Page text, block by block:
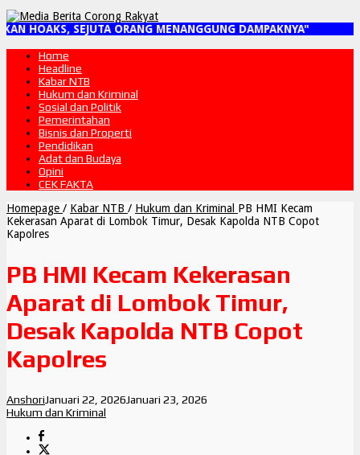
HOAKS, SEJUTA ORANG MENANGGUNG DAMPAKNYA"
Home
Headline
Kabar NTB
Hukum dan Kriminal
Sosial dan Politik
Pemerintahan
Bisnis dan Properti
Pendidikan
Adat dan Budaya
Opini
CEK FAKTA
Homepage / Kabar NTB / Hukum dan Kriminal PB HMI Kecam
Kekerasan Aparat di Lombok Timur, Desak Kapolda NTB Copot
Kapolres
PB HMI Kecam Kekerasan
Aparat di Lombok Timur,
Desak Kapolda NTB Copot
Kapolres
AnshoriJanuari 22, 2026Januari 23, 2026
Hukum dan Kriminal